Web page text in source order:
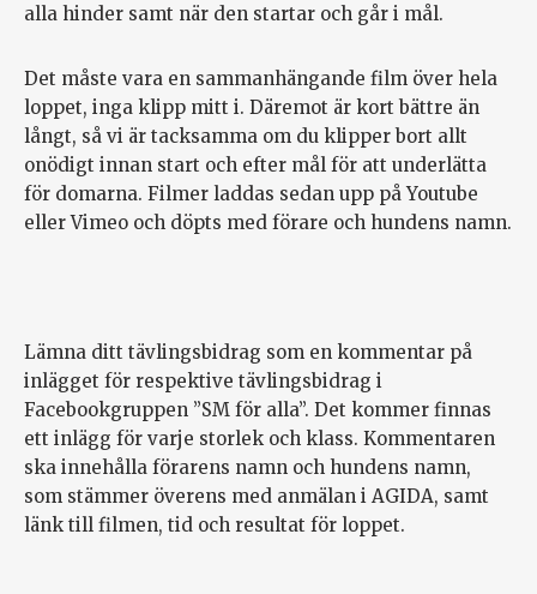
alla hinder samt när den startar och går i mål.
Det måste vara en sammanhängande film över hela
loppet, inga klipp mitt i. Däremot är kort bättre än
långt, så vi är tacksamma om du klipper bort allt
onödigt innan start och efter mål för att underlätta
för domarna. Filmer laddas sedan upp på Youtube
eller Vimeo och döpts med förare och hundens namn.
Lämna ditt tävlingsbidrag som en kommentar på
inlägget för respektive tävlingsbidrag i
Facebookgruppen ”SM för alla”. Det kommer finnas
ett inlägg för varje storlek och klass. Kommentaren
ska innehålla förarens namn och hundens namn,
som stämmer överens med anmälan i AGIDA, samt
länk till filmen, tid och resultat för loppet.